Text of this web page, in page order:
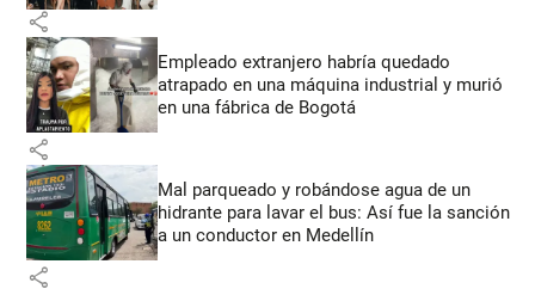
share
Empleado extranjero habría quedado
atrapado en una máquina industrial y murió
en una fábrica de Bogotá
share
Mal parqueado y robándose agua de un
hidrante para lavar el bus: Así fue la sanción
a un conductor en Medellín
share